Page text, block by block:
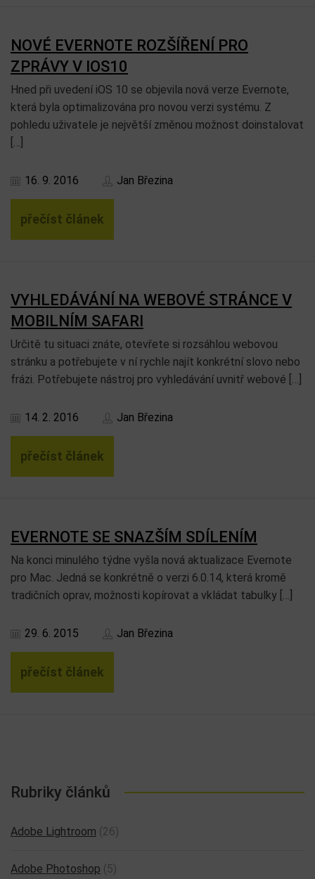
NOVÉ EVERNOTE ROZŠÍŘENÍ PRO
ZPRÁVY V IOS10
Hned při uvedení iOS 10 se objevila nová verze Evernote,
která byla optimalizována pro novou verzi systému. Z
pohledu uživatele je největší změnou možnost doinstalovat
[…]
16. 9. 2016 Jan Březina
přečíst článek
VYHLEDÁVÁNÍ NA WEBOVÉ STRÁNCE V
MOBILNÍM SAFARI
Určitě tu situaci znáte, otevřete si rozsáhlou webovou
stránku a potřebujete v ní rychle najít konkrétní slovo nebo
frázi. Potřebujete nástroj pro vyhledávání uvnitř webové […]
14. 2. 2016 Jan Březina
přečíst článek
EVERNOTE SE SNAZŠÍM SDÍLENÍM
Na konci minulého týdne vyšla nová aktualizace Evernote
pro Mac. Jedná se konkrétně o verzi 6.0.14, která kromě
tradičních oprav, možnosti kopírovat a vkládat tabulky […]
29. 6. 2015 Jan Březina
přečíst článek
Rubriky článků
Adobe Lightroom (26)
Adobe Photoshop (5)